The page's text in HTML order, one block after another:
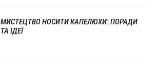
МИСТЕЦТВО НОСИТИ КАПЕЛЮХИ: ПОРАДИ
ТА ІДЕЇ